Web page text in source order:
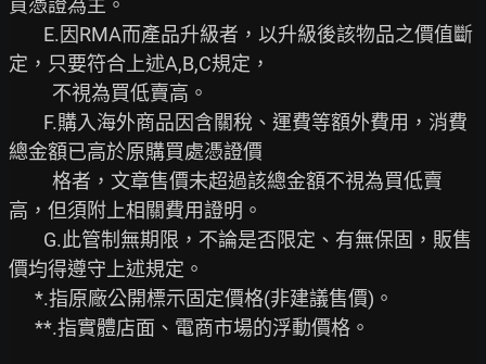
買憑證為主。
定，只要符合上述A,B,C規定，
總金額已高於原購買處憑證價
高，但須附上相關費用證明。
價均得遵守上述規定。